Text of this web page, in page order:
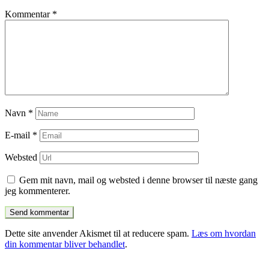
Kommentar *
Navn *
E-mail *
Websted
Gem mit navn, mail og websted i denne browser til næste gang
jeg kommenterer.
Dette site anvender Akismet til at reducere spam. Læs om hvordan
din kommentar bliver behandlet.